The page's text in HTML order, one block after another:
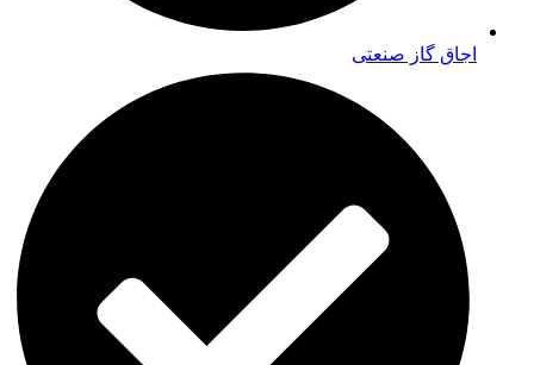
اجاق گاز صنعتی